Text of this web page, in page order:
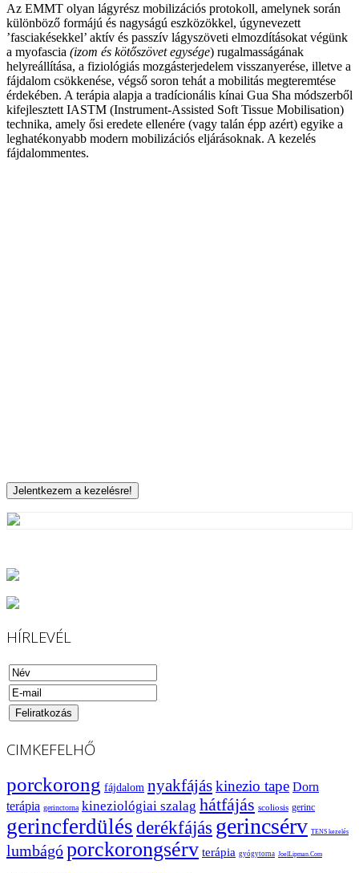
Az EMMT olyan lágyrész mobilizációs protokoll, amelynek során
különböző formájú és nagyságú eszközökkel, úgynevezett
’fasciakésekkel’ aktív és passzív lágyszöveti elmozdításokat végünk
a myofascia (izom és kötőszövet egysége) rugalmasságának
helyreállítása, a fiziológiás mozgásterjedelem visszanyerése, illetve a
fájdalom csökkenése, végső soron tehát a mobilitás megteremtése
érdekében. A terápia alapja a tradícionális kínai Gua Sha módszerből
kifejlesztett IASTM (Instrument-Assisted Soft Tissue Mobilisation)
technika, amely ősi eredete ellenére (vagy talán épp azért) egyike a
leghatékonyabb modern mobilizációs eljárásoknak. A kezelés
fájdalommentes.
HÍRLEVÉL
CIMKEFELHŐ
porckorong fájdalom nyakfájáskinezio tape Dorn
terápia gerinctorna kineziológiai szalag hátfájás scoliosis gerinc
gerincferdülés derékfájás gerincsérv TENS kezelés
lumbágóporckorongsérv terápia gyógytorna JoelLipman.Com